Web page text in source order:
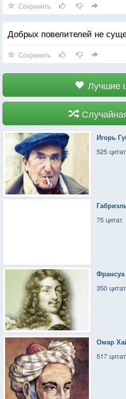
Сохранить
Добрых повелителей не
Сохранить
Лучшие
Игорь
525 цитат
75 цитат
350 цитат
Омар
517 цитат